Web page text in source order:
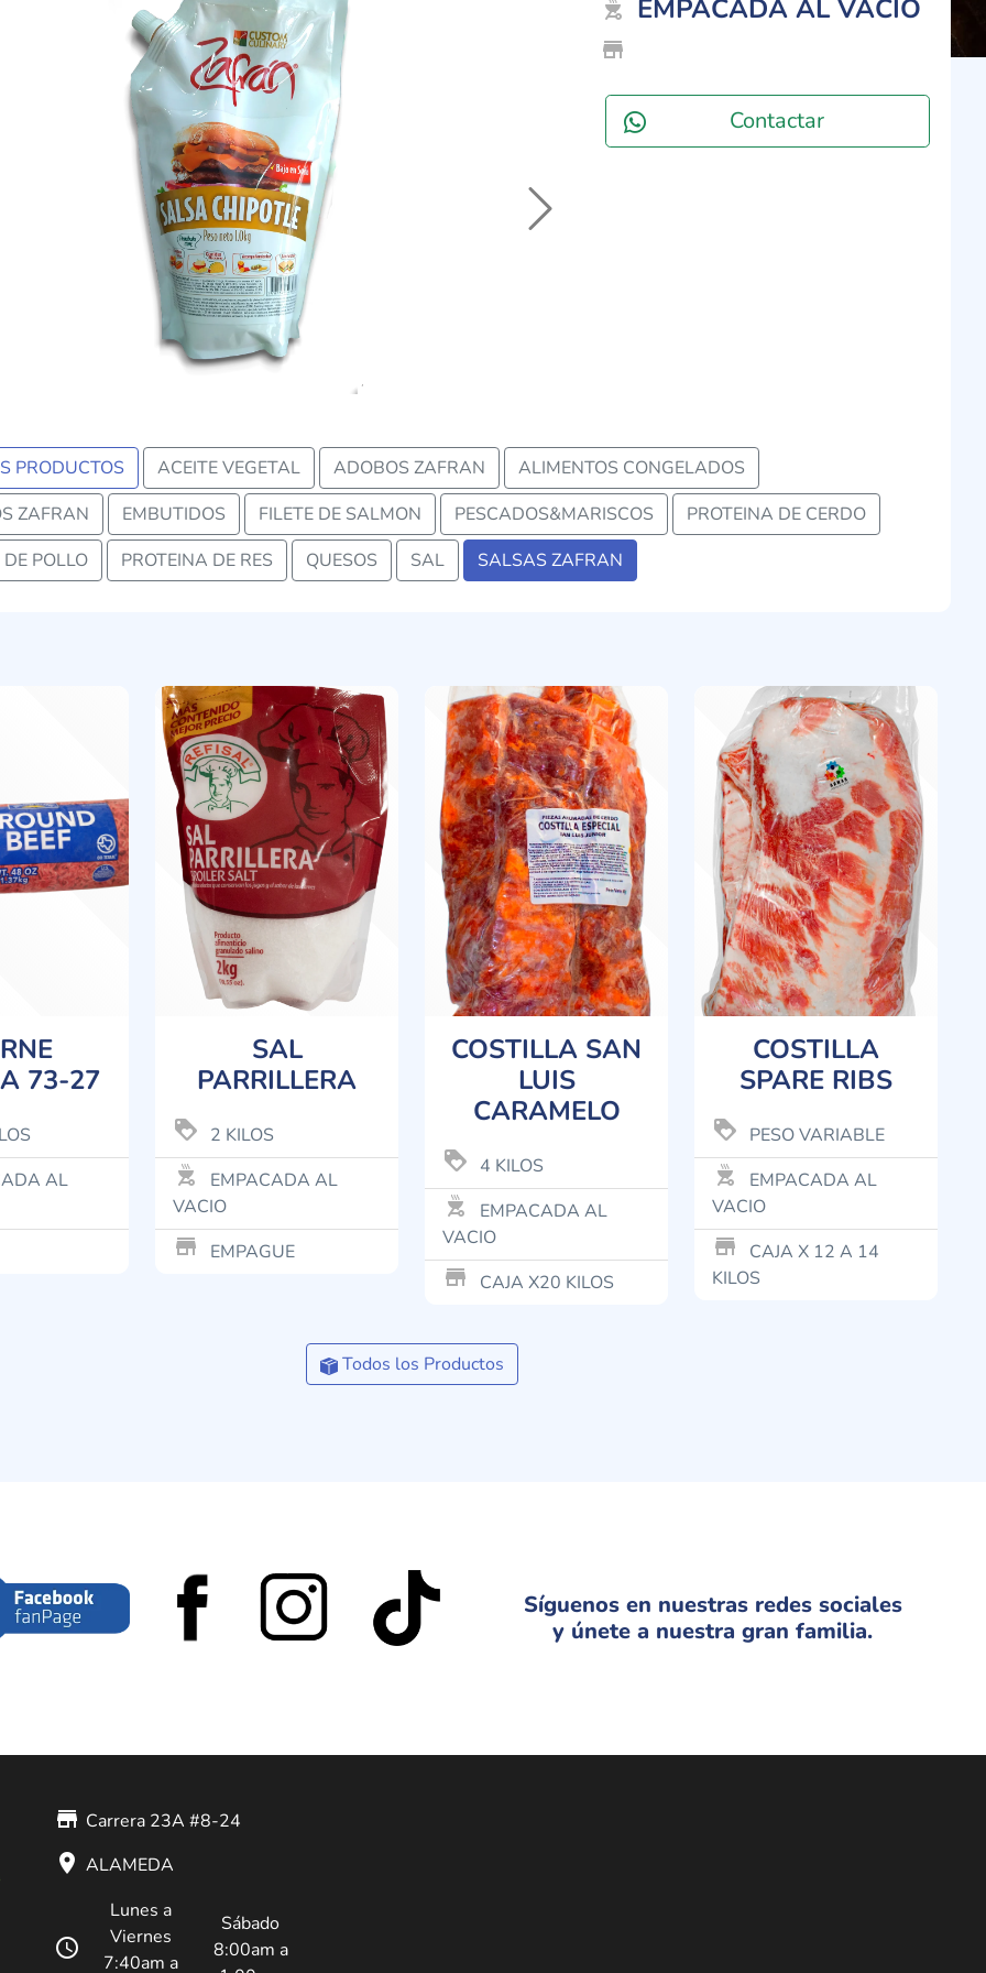
Next
outdoor_grill EMPACADA AL VACIO
store_mall_directory
Contactar
PRODUCTOS ACEITE VEGETAL ADOBOS ZAFRAN
ALIMENTOS CONGELADOS
ZAFRAN
EMBUTIDOS FILETE DE SALMON PESCADOS&MARISCOS
PROTEINA DE CERDO
POLLO
PROTEINA DE RES QUESOS SAL SALSAS ZAFRAN
73-27
AL
SAL
PARRILLERA
loyalty 2 KILOS
outdoor_grill
EMPACADA AL
VACIO
store_mall_directory EMPAGUE
COSTILLA SAN
LUIS
CARAMELO
loyalty 4 KILOS
outdoor_grill
EMPACADA AL
VACIO
store_mall_directory CAJA X20 KILOS
COSTILLA
SPARE RIBS
loyalty PESO VARIABLE
outdoor_grill
EMPACADA AL
VACIO
store_mall_directory
CAJA X 12 A 14
KILOS
Todos los Productos
Síguenos en nuestras redes sociales
y únete a nuestra gran familia.
store_mall_directory Carrera 23A #8-24
place ALAMEDA
schedule
Lunes a
Viernes
7:40am a
Sábado
8:00am a